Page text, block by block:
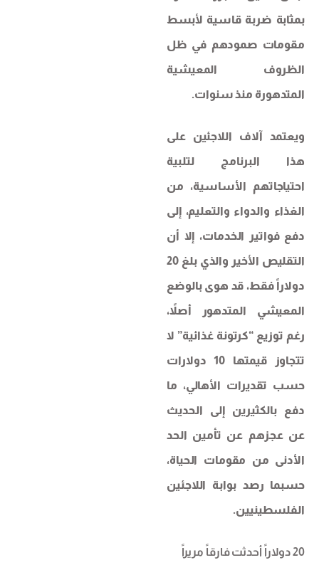
بمثابة ضربة قاسية لأبسط
مقومات صمودهم في ظل
الظروف المعيشية
المتدهورة منذ سنوات.
ويعتمد آلاف اللاجئين على
هذا البرنامج لتلبية
احتياجاتهم الأساسية، من
الغذاء والدواء والتعليم، إلى
دفع فواتير الخدمات، إلا أن
التقليص الأخير والذي بلغ 20
دولاراً فقط، قد هوى بالوضع
المعيشي المتدهور أصلاً،
رغم توزيع “كرتونة غذائية” لا
تتجاوز قيمتها 10 دولارات
حسب تقديرات الأهالي، ما
دفع بالكثيرين إلى الحديث
عن عجزهم عن تأمين الحد
الأدنى من مقومات الحياة،
حسبما رصد بوابة اللاجئين
الفلسطينيين.